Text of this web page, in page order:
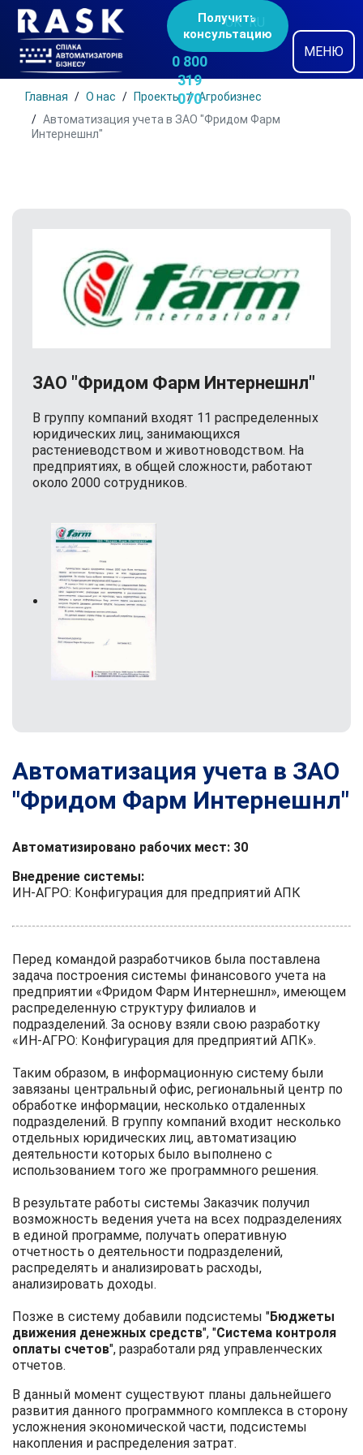
Получить
консультацию
0 800
319
070
UK RU
МЕНЮ
Главная О нас Проекты
Агробизнес
Автоматизация учета в ЗАО "Фридом Фарм
Интернешнл"
ЗАО "Фридом Фарм Интернешнл"
В группу компаний входят 11 распределенных
юридических лиц, занимающихся
растениеводством и животноводством. На
предприятиях, в общей сложности, работают
около 2000 сотрудников.
Автоматизация учета в ЗАО
"Фридом Фарм Интернешнл"
Автоматизировано рабочих мест: 30
Внедрение системы:
ИН-АГРО: Конфигурация для предприятий АПК
Перед командой разработчиков была поставлена
задача построения системы финансового учета на
предприятии «Фридом Фарм Интернешнл», имеющем
распределенную структуру филиалов и
подразделений. За основу взяли свою разработку
«ИН-АГРО: Конфигурация для предприятий АПК».
Таким образом, в информационную систему были
завязаны центральный офис, региональный центр по
обработке информации, несколько отдаленных
подразделений. В группу компаний входит несколько
отдельных юридических лиц, автоматизацию
деятельности которых было выполнено с
использованием того же программного решения.
В результате работы системы Заказчик получил
возможность ведения учета на всех подразделениях
в единой программе, получать оперативную
отчетность о деятельности подразделений,
распределять и анализировать расходы,
анализировать доходы.
Позже в систему добавили подсистемы "Бюджеты
движения денежных средств", "Система контроля
оплаты счетов", разработали ряд управленческих
отчетов.
В данный момент существуют планы дальнейшего
развития данного программного комплекса в сторону
усложнения экономической части, подсистемы
накопления и распределения затрат.